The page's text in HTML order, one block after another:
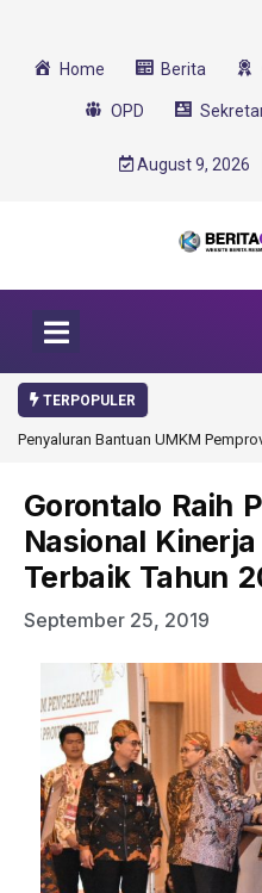
Home Berita
OPD
August 9, 2026
TERPOPULER
Penyaluran Bantuan UMKM
Gorontalo Raih
Nasional
Terbaik Tahun
September 25, 2019